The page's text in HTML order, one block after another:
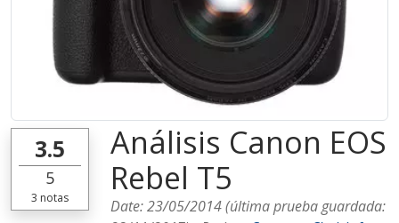
3.5
5
3 notas
Análisis Canon EOS
Rebel T5
Date:23/05/2014(última prueba guardada: